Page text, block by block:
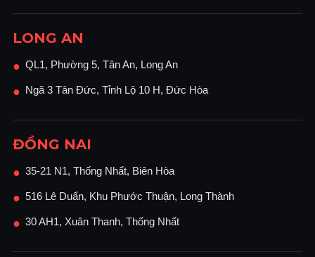
LONG AN
● QL1, Phường 5, Tân An, Long An
● Ngã 3 Tân Đức, Tỉnh Lộ 10 H, Đức Hòa
ĐỒNG NAI
● 35-21 N1, Thống Nhất, Biên Hòa
● 516 Lê Duẩn, Khu Phước Thuận, Long Thành
● 30 AH1, Xuân Thanh, Thống Nhất